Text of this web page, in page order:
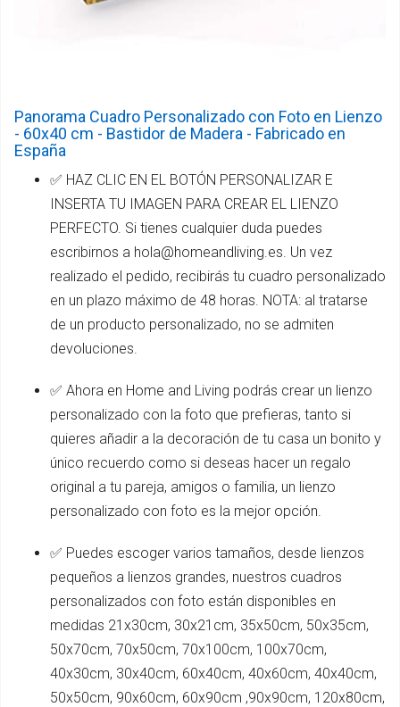
Panorama Cuadro Personalizado con Foto en Lienzo
- 60x40 cm - Bastidor de Madera - Fabricado en
España
✅ HAZ CLIC EN EL BOTÓN PERSONALIZAR E
INSERTA TU IMAGEN PARA CREAR EL LIENZO
PERFECTO. Si tienes cualquier duda puedes
escribirnos a hola@homeandliving.es. Un vez
realizado el pedido, recibirás tu cuadro personalizado
en un plazo máximo de 48 horas. NOTA: al tratarse
de un producto personalizado, no se admiten
devoluciones.
✅ Ahora en Home and Living podrás crear un lienzo
personalizado con la foto que prefieras, tanto si
quieres añadir a la decoración de tu casa un bonito y
único recuerdo como si deseas hacer un regalo
original a tu pareja, amigos o familia, un lienzo
personalizado con foto es la mejor opción.
✅ Puedes escoger varios tamaños, desde lienzos
pequeños a lienzos grandes, nuestros cuadros
personalizados con foto están disponibles en
medidas 21x30cm, 30x21cm, 35x50cm, 50x35cm,
50x70cm, 70x50cm, 70x100cm, 100x70cm,
40x30cm, 30x40cm, 60x40cm, 40x60cm, 40x40cm,
50x50cm, 90x60cm, 60x90cm ,90x90cm, 120x80cm,